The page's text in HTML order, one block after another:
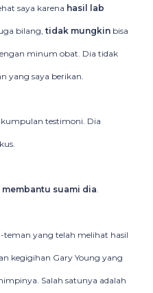
saya karena hasil lab
bilang, tidak mungkin bisa
minum obat. Dia tidak
yang saya berikan.
kumpulan testimoni. Dia
membantu suami dia
yang telah melihat hasil
kegigihan Gary Young yang
Salah satunya adalah